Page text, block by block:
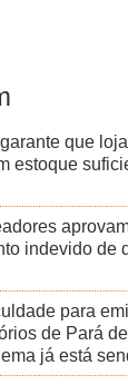
que
estoque
indevido de
para
de Pará
já está